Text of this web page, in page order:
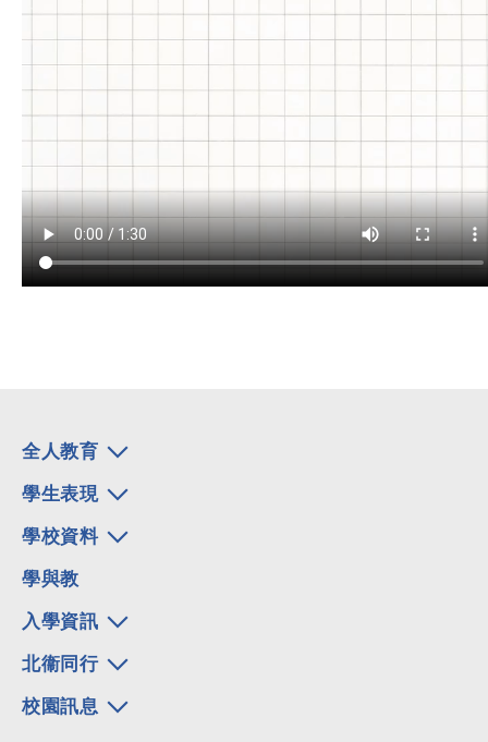
全人教育
學生表現
學校資料
學與教
入學資訊
北衞同行
校園訊息